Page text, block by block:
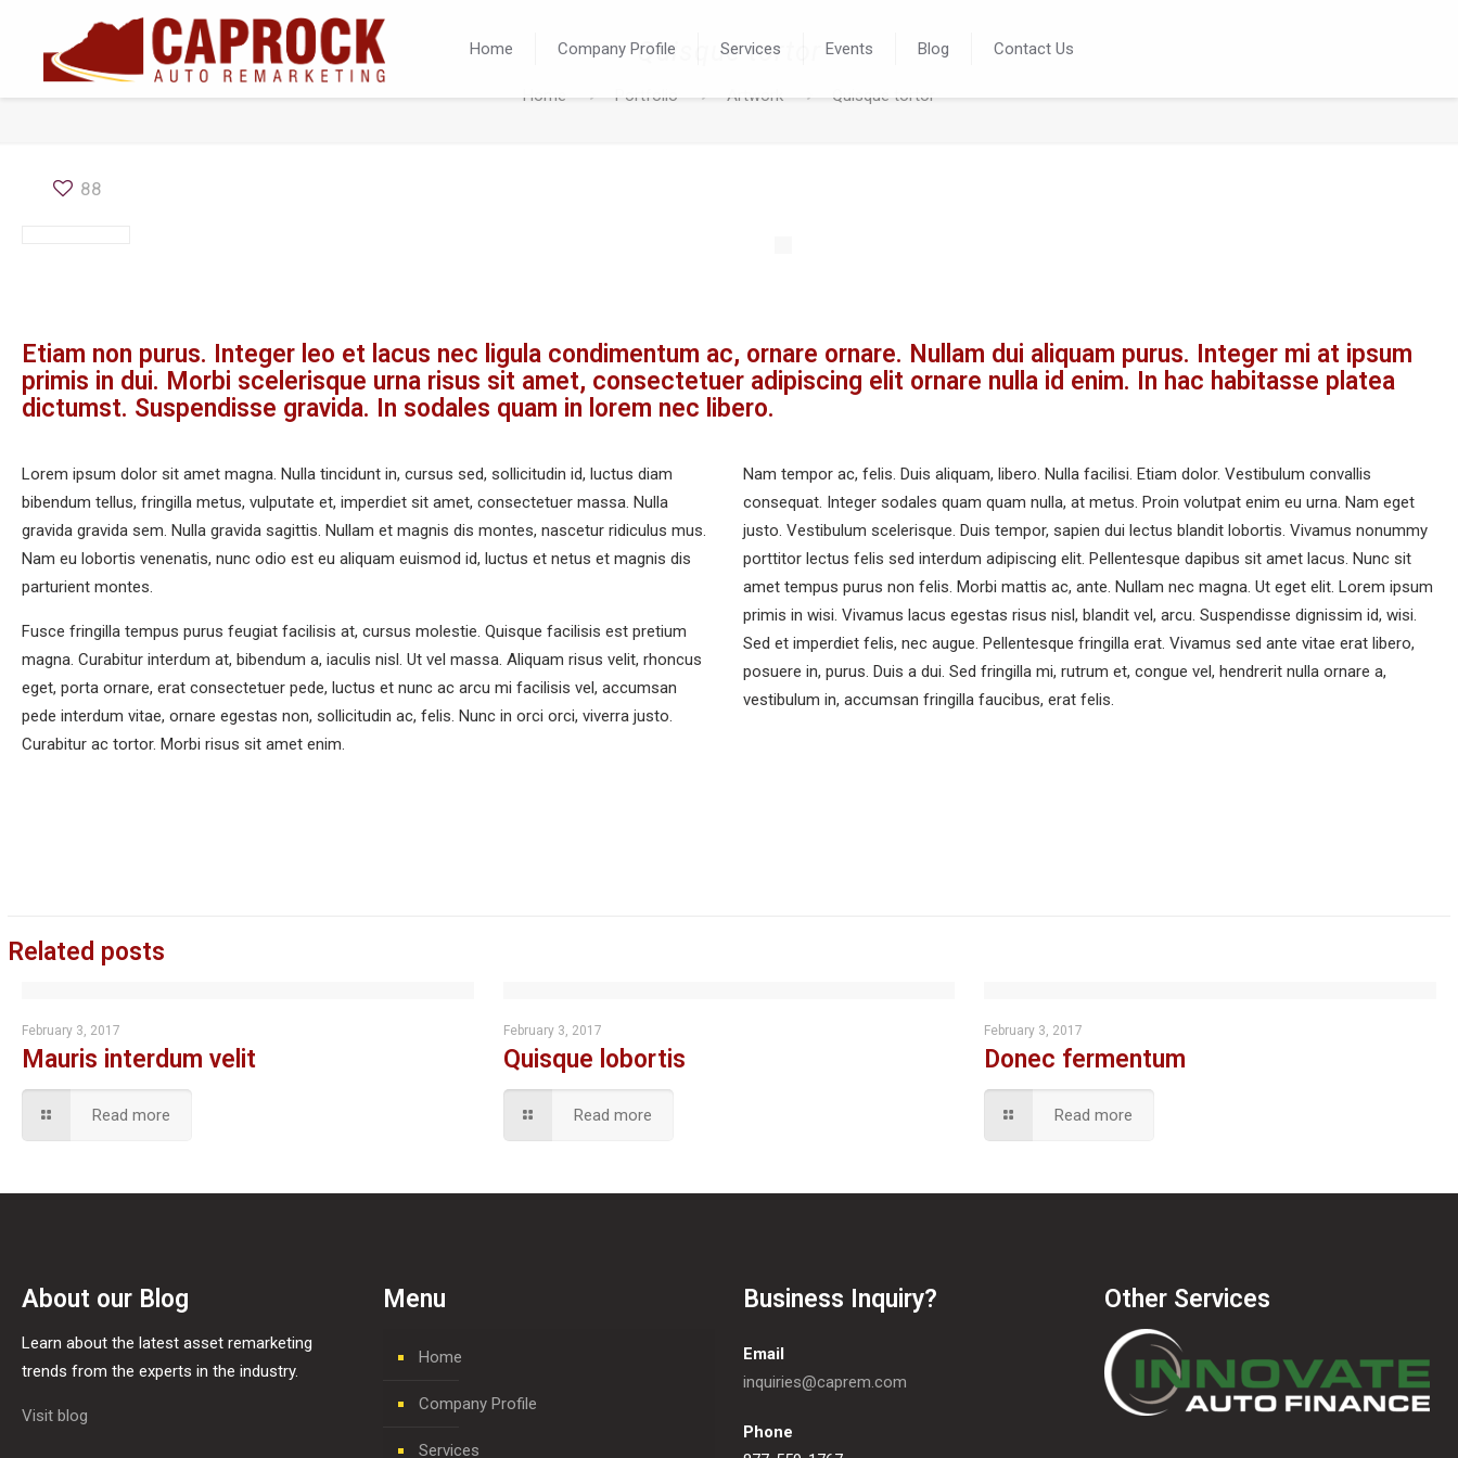
Home Company Profile Services Events Blog Contact Us
Quisque tortor
Home Portfolio Artwork Quisque tortor
88
Etiam non purus. Integer leo et lacus nec ligula condimentum ac, ornare ornare. Nullam dui aliquam purus. Integer mi at ipsum
primis in dui. Morbi scelerisque urna risus sit amet, consectetuer adipiscing elit ornare nulla id enim. In hac habitasse platea
dictumst. Suspendisse gravida. In sodales quam in lorem nec libero.
Lorem ipsum dolor sit amet magna. Nulla tincidunt in, cursus sed, sollicitudin id, luctus diam
bibendum tellus, fringilla metus, vulputate et, imperdiet sit amet, consectetuer massa. Nulla
gravida gravida sem. Nulla gravida sagittis. Nullam et magnis dis montes, nascetur ridiculus mus.
Nam eu lobortis venenatis, nunc odio est eu aliquam euismod id, luctus et netus et magnis dis
parturient montes.
Fusce fringilla tempus purus feugiat facilisis at, cursus molestie. Quisque facilisis est pretium
magna. Curabitur interdum at, bibendum a, iaculis nisl. Ut vel massa. Aliquam risus velit, rhoncus
eget, porta ornare, erat consectetuer pede, luctus et nunc ac arcu mi facilisis vel, accumsan
pede interdum vitae, ornare egestas non, sollicitudin ac, felis. Nunc in orci orci, viverra justo.
Curabitur ac tortor. Morbi risus sit amet enim.
Nam tempor ac, felis. Duis aliquam, libero. Nulla facilisi. Etiam dolor. Vestibulum convallis
consequat. Integer sodales quam quam nulla, at metus. Proin volutpat enim eu urna. Nam eget
justo. Vestibulum scelerisque. Duis tempor, sapien dui lectus blandit lobortis. Vivamus nonummy
porttitor lectus felis sed interdum adipiscing elit. Pellentesque dapibus sit amet lacus. Nunc sit
amet tempus purus non felis. Morbi mattis ac, ante. Nullam nec magna. Ut eget elit. Lorem ipsum
primis in wisi. Vivamus lacus egestas risus nisl, blandit vel, arcu. Suspendisse dignissim id, wisi.
Sed et imperdiet felis, nec augue. Pellentesque fringilla erat. Vivamus sed ante vitae erat libero,
posuere in, purus. Duis a dui. Sed fringilla mi, rutrum et, congue vel, hendrerit nulla ornare a,
vestibulum in, accumsan fringilla faucibus, erat felis.
Related posts
February 3, 2017
Mauris interdum velit
Read more
February 3, 2017
Quisque lobortis
Read more
February 3, 2017
Donec fermentum
Read more
About our Blog
Learn about the latest asset remarketing
trends from the experts in the industry.
Visit blog
Menu
Home
Company Profile
Services
Business Inquiry?
Email
inquiries@caprem.com
Phone
Other Services